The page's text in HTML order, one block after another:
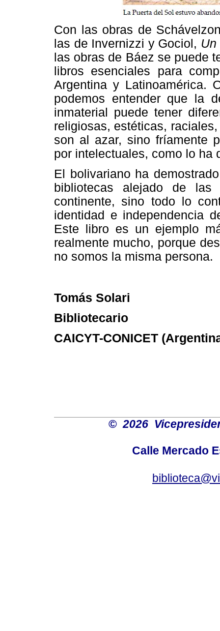
Con las obras de
las de Invernizzi y Gociol, Un
las obras de Báez se puede
libros esenciales para
Argentina y Latinoamérica.
podemos entender que la
inmaterial puede tener
religiosas, estéticas,
son al azar, sino fríamente
por intelectuales, como lo ha
El bolivariano ha
bibliotecas alejado de las
continente, sino todo lo
identidad e independencia
Este libro es un ejemplo
realmente mucho, porque
no somos la misma persona.
Tomás Solari
Bibliotecario
CAICYT-CONICET
© 2026
Calle Mercado